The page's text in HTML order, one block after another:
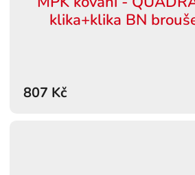
klika+klika BN
807 Kč